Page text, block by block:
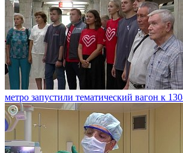
метро запустили тематический вагон к